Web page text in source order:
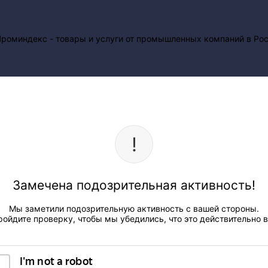
Замечена подозрительная активность!
Мы заметили подозрительную активность с вашей стороны.
проверку, чтобы мы убедились, что это действительно